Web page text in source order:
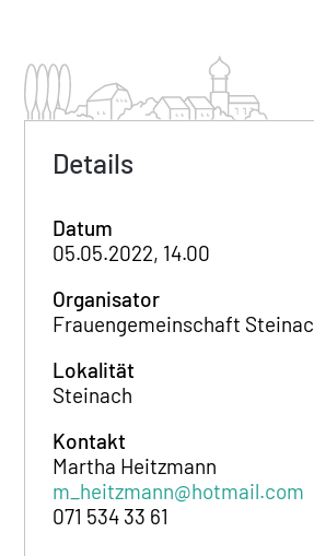
Details
Datum
05.05.2022, 14.00
Organisator
Frauengemeinschaft
Lokalität
Steinach
Kontakt
Martha Heitzmann
m_heitzmann@hotmail.com
071 534 33 61